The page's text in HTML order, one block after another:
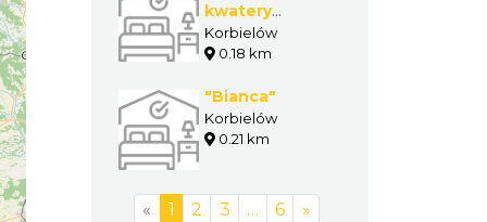
kwatery
prywatne
Korbielów
0.18 km
"Bianca"
Korbielów
0.21 km
« 1 2 3 … 6 »